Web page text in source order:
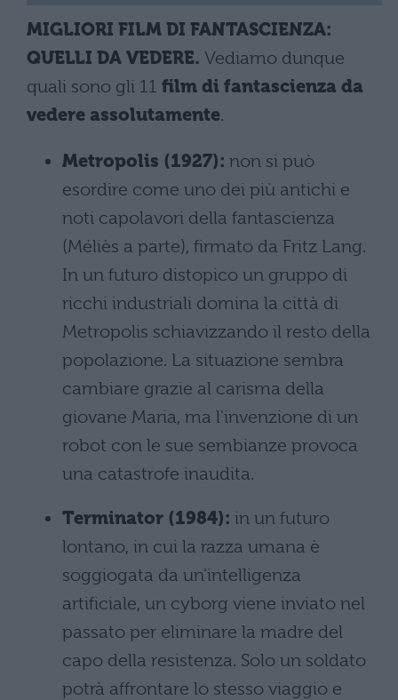
MIGLIORI FILM DI FANTASCIENZA:
QUELLI DA VEDERE. Vediamo dunque
quali sono gli 11 film di fantascienza da
vedere assolutamente.
Metropolis (1927): non si può
esordire come uno dei più antichi e
noti capolavori della fantascienza
(Méliès a parte), firmato da Fritz Lang.
In un futuro distopico un gruppo di
ricchi industriali domina la città di
Metropolis schiavizzando il resto della
popolazione. La situazione sembra
cambiare grazie al carisma della
giovane Maria, ma l'invenzione di un
robot con le sue sembianze provoca
una catastrofe inaudita.
Terminator (1984): in un futuro
lontano, in cui la razza umana è
soggiogata da un'intelligenza
artificiale, un cyborg viene inviato nel
passato per eliminare la madre del
capo della resistenza. Solo un soldato
potrà affrontare lo stesso viaggio e